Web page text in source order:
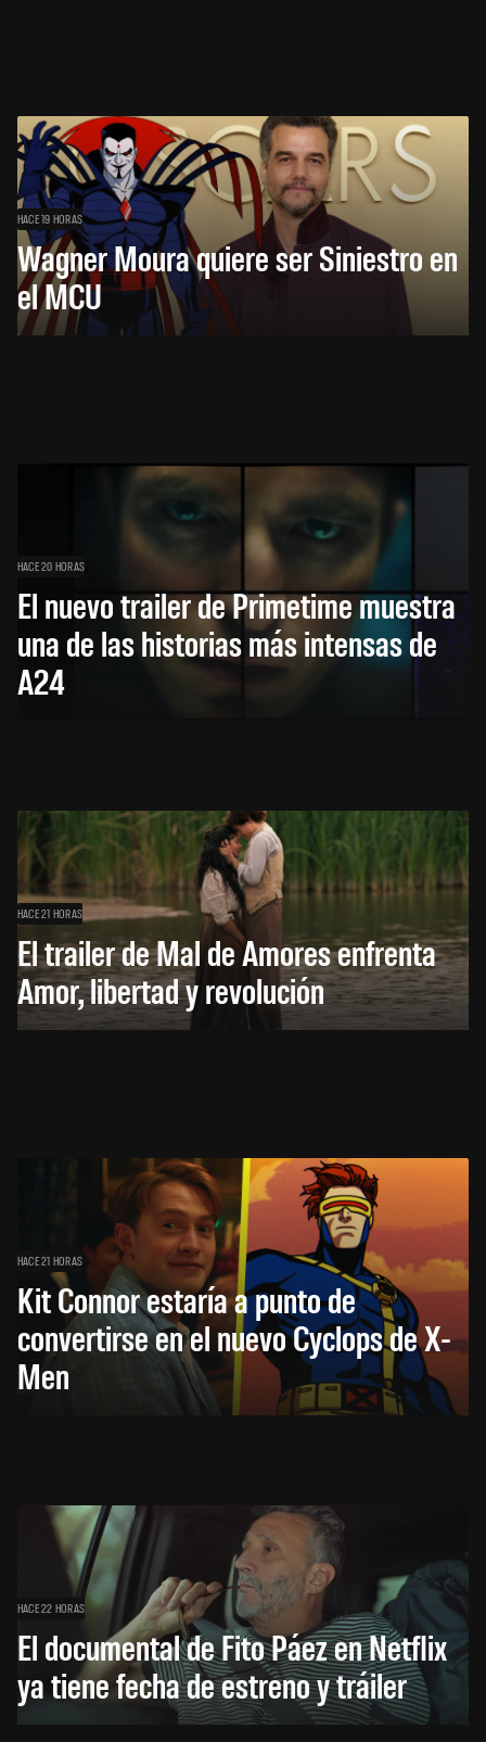
HACE 19 HORAS
Wagner Moura quiere ser Siniestro en
el MCU
HACE 20 HORAS
El nuevo trailer de Primetime muestra
una de las historias más intensas de
A24
HACE 21 HORAS
El trailer de Mal de Amores enfrenta
Amor, libertad y revolución
HACE 21 HORAS
Kit Connor estaría a punto de
convertirse en el nuevo Cyclops de X-
Men
HACE 22 HORAS
El documental de Fito Páez en Netflix
ya tiene fecha de estreno y tráiler